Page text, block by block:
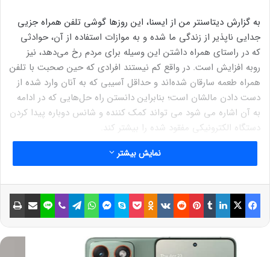
به گزارش دیتاسنتر من از ایسنا، این روزها گوشی تلفن همراه جزیی
جدایی ناپذیر از زندگی ما شده و به موازات استفاده از آن، حوادثی
که در راستای همراه داشتن این وسیله برای مردم رخ می‌دهد، نیز
روبه افزایش است. در واقع کم نیستند افرادی که حین صحبت با تلفن
همراه طعمه سارقان شده‌اند و حداقل آسیبی که به آنان وارد شده از
دست دادن مالشان است؛ بنابراین دانستن راه حل‌هایی که در ادامه
به آن اشاره می شود می تواند کمک کننده و شانس دوباره پیدا کردن
دستگاه الکترونیکی مفقود شده را بیشتر کند.
در ابتدا باید گفت اگر گرفتار این موضوع شدید باید بدانید که
به سرقت رفته برای صاحبان آن‌ها در نظر گرفته است. در شرایطی که
گوشی مفقود یا به سرقت رفته باشد دو راه حل کلی برای یافتن مکان
فعلی آن وجود دارد که می‌توان به GPS و استفاده از اینترنت اشاره
نمایش بیشتر
فیسبوک ایکس لینکداین تامبلر پینتریست Reddit
VKontakte
Odnoklassniki پاکت اسکایپ مسنجر واتس آپ تلگرام وایبر لاین اشتراک گذاری با ایمیل